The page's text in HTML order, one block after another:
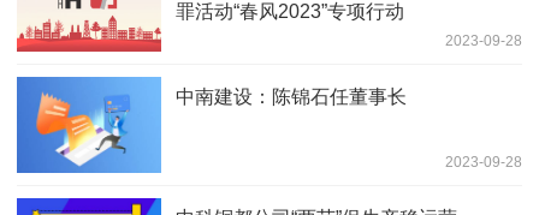
罪活动“春风2023”专项行动
2023-09-28
中南建设：陈锦石任董事长
2023-09-28